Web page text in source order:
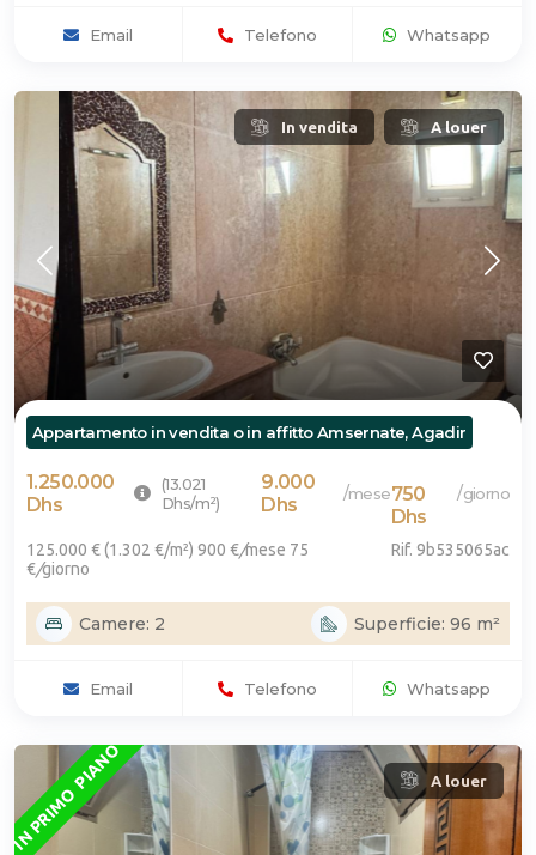
Email Telefono Whatsapp
In vendita A louer
Appartamento in vendita o in affitto Amsernate, Agadir
1.250.000
Dhs
(13.021
Dhs/m²)
9.000
Dhs
/mese750
Dhs
/giorno
125.000 € (1.302 €/m²) 900 €/mese 75
€/giorno
Rif. 9b535065ac
Camere: 2 Superficie: 96 m²
Email Telefono Whatsapp
IN PRIMO PIANO A louer